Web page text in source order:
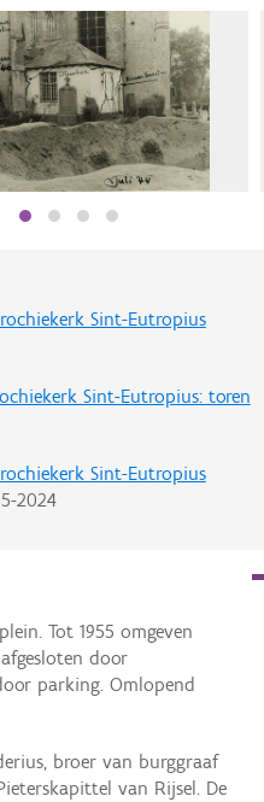
Sint-Eutropius
Sint-Eutropius: toren
Sint-Eutropius
2024
Tot 1955 omgeven
door
parking. Omlopend
broer van burggraaf
van Rijsel. De